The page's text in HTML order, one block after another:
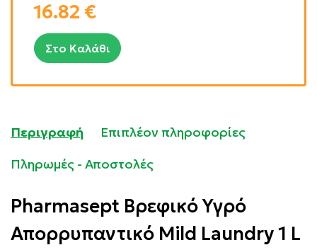
16.82 €
Στο Καλάθι
Περιγραφή
Επιπλέον πληροφορίες
Πληρωμές - Αποστολές
Pharmasept Βρεφικό Υγρό
Απορρυπαντικό Mild Laundry 1 L